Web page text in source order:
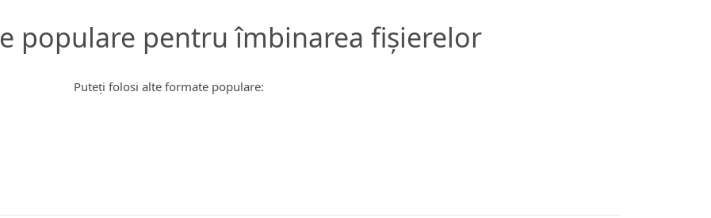
populare pentru îmbinarea fișierelor
Puteți folosi alte formate populare: